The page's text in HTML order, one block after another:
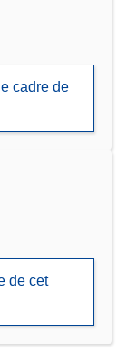
cadre de
de cet